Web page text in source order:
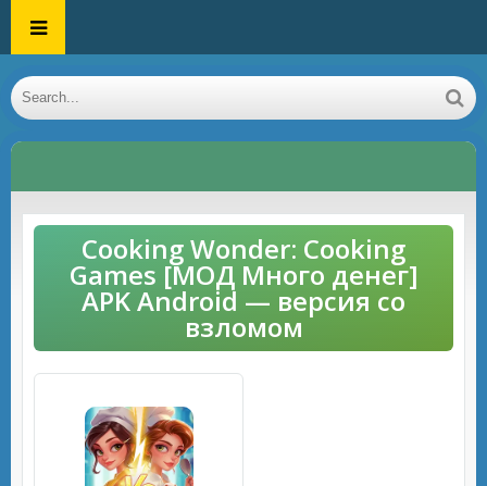
Cooking Wonder: Cooking
Games [МОД Много денег]
APK Android — версия со
взломом